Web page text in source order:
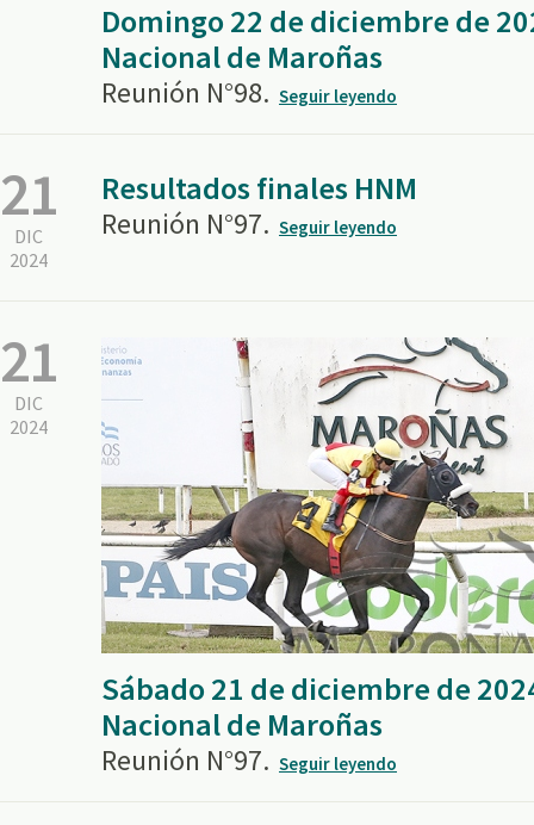
Domingo 22 de diciembre de
Nacional de Maroñas
Reunión N°98. Seguir leyendo
21
DIC
2024
Resultados finales HNM
Reunión N°97. Seguir leyendo
21
DIC
2024
Sábado 21 de diciembre de
Nacional de Maroñas
Reunión N°97. Seguir leyendo